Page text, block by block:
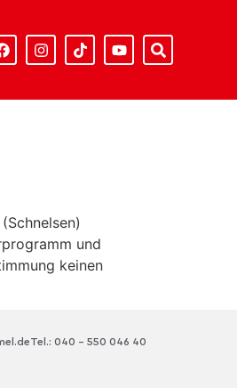
und
keinen
Tel.: 040 – 550 046 40